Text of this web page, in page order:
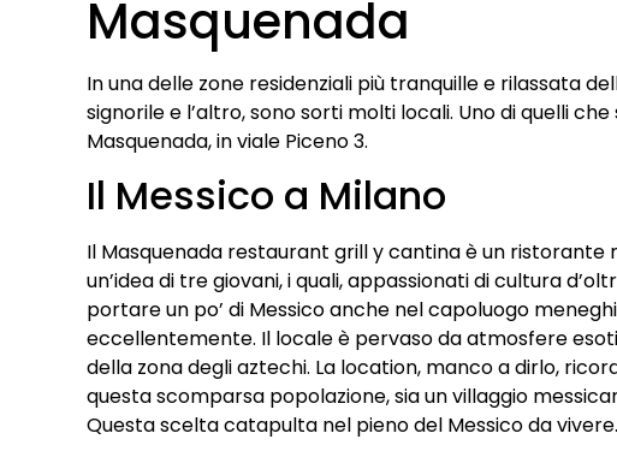
Masquenada
In una delle zone residenziali più tranquille e rilassata
signorile e l’altro, sono sorti molti locali. Uno di quelli
Masquenada, in viale Piceno 3.
Il Messico a Milano
Il Masquenada restaurant grill y cantina è un ristorante
un’idea di tre giovani, i quali, appassionati di cultura
portare un po’ di Messico anche nel capoluogo
eccellentemente. Il locale è pervaso da atmosfere
della zona degli aztechi. La location, manco a dirlo,
questa scomparsa popolazione, sia un villaggio
Questa scelta catapulta nel pieno del Messico da vivere.